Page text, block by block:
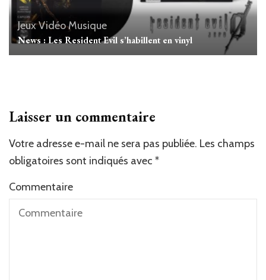
Jeux VidéoMusique
News : Les Resident Evil s’habillent en vinyl
Laisser un commentaire
Votre adresse e-mail ne sera pas publiée. Les champs
obligatoires sont indiqués avec *
Commentaire